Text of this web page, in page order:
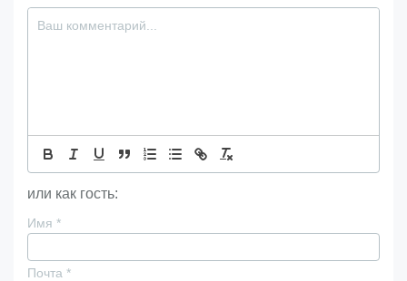
или как гость:
Имя *
Почта *